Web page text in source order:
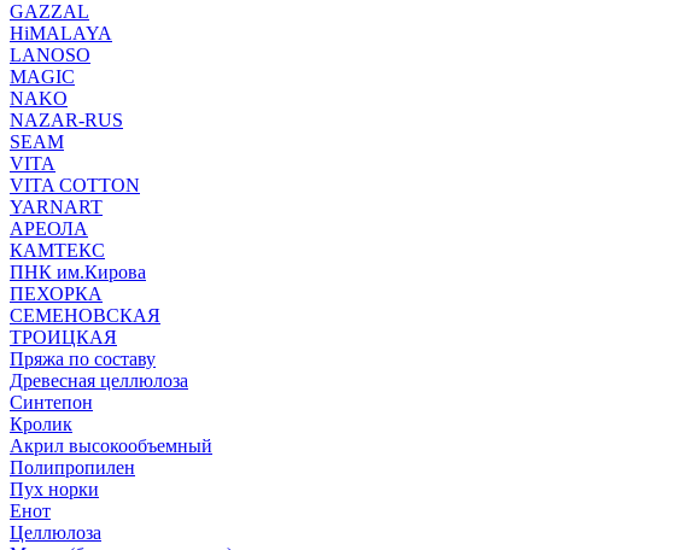
GAZZAL
HiMALAYA
LANOSO
MAGIC
NAKO
NAZAR-RUS
SEAM
VITA
VITA COTTON
YARNART
АРЕОЛА
КАМТЕКС
ПНК им.Кирова
ПЕХОРКА
СЕМЕНОВСКАЯ
ТРОИЦКАЯ
Пряжа по составу
Древесная целлюлоза
Синтепон
Кролик
Акрил высокообъемный
Полипропилен
Пух норки
Енот
Целлюлоза